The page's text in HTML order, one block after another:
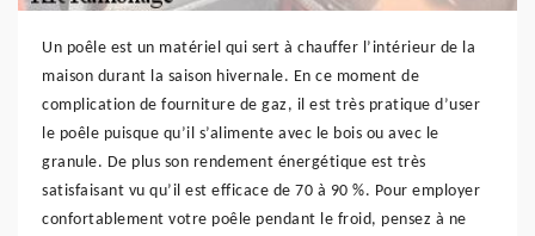
Un poêle est un matériel qui sert à chauffer l’intérieur de la
maison durant la saison hivernale. En ce moment de
complication de fourniture de gaz, il est très pratique d’user
le poêle puisque qu’il s’alimente avec le bois ou avec le
granule. De plus son rendement énergétique est très
satisfaisant vu qu’il est efficace de 70 à 90 %. Pour employer
confortablement votre poêle pendant le froid, pensez à ne